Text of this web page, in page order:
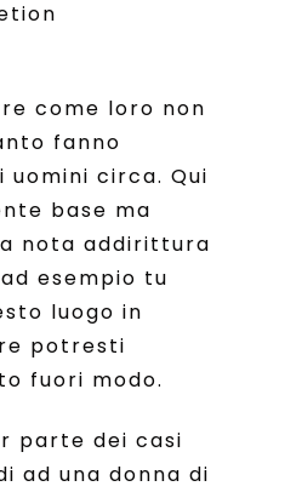
come loro non
fanno
uomini circa. Qui
base ma
nota addirittura
esempio tu
luogo in
potresti
fuori modo.
parte dei casi
ad una donna di